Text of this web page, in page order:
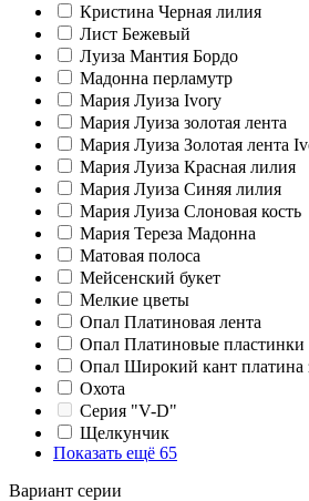
Кристина Черная лилия
Лист Бежевый
Луиза Мантия Бордо
Мадонна перламутр
Мария Луиза Ivory
Мария Луиза золотая лента
Мария Луиза Золотая лента
Мария Луиза Красная лилия
Мария Луиза Синяя лилия
Мария Луиза Слоновая кость
Мария Тереза Мадонна
Матовая полоса
Мейсенский букет
Мелкие цветы
Опал Платиновая лента
Опал Платиновые пластинки
Опал Широкий кант платина
Охота
Серия "V-D"
Щелкунчик
Показать ещё 65
Вариант серии